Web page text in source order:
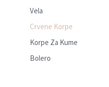
Vela
Crvene Korpe
Korpe Za Kume
Bolero